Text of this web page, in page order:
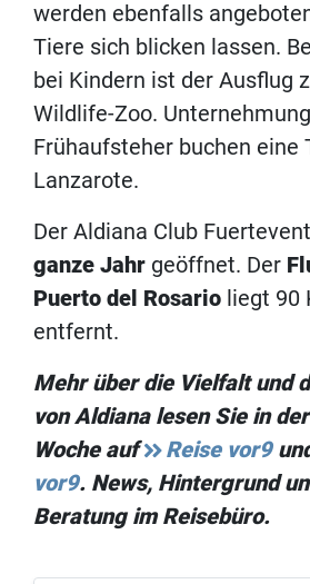
werden ebenfalls
Tiere sich blicken lassen.
bei Kindern ist der Ausflug
Wildlife-Zoo.
Frühaufsteher buchen eine
Lanzarote.
Der Aldiana Club
ganze Jahr geöffnet. Der
Puerto del Rosario liegt 90
entfernt.
Mehr über die Vielfalt und
von Aldiana lesen Sie in
Woche auf
Reise vor9
vor9. News, Hintergrund
Beratung im Reisebüro.